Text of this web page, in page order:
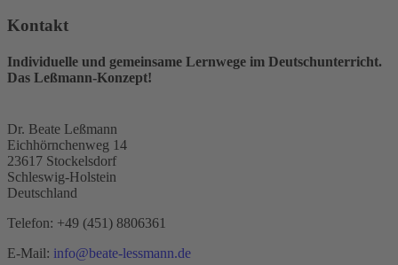
Kontakt
Individuelle und gemeinsame Lernwege im Deutschunterricht.
Das Leßmann-Konzept!
Dr. Beate Leßmann
Eichhörnchenweg 14
23617 Stockelsdorf
Schleswig-Holstein
Deutschland
Telefon: +49 (451) 8806361
E-Mail: info@beate-lessmann.de